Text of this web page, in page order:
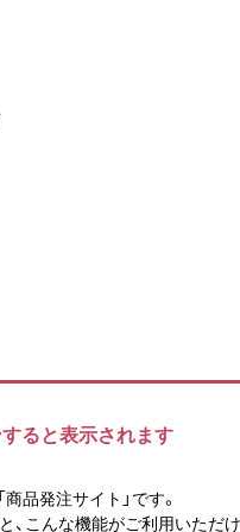
ると表示されます
品発注サイト」です。
、こんな機能がご利用いただ